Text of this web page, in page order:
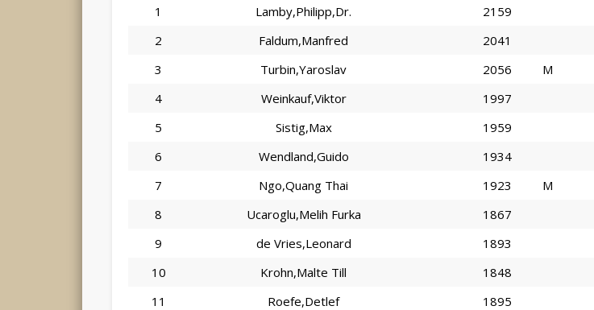
1
Lamby,Philipp,Dr. 2159
2
Faldum,Manfred 2041
3
Turbin,Yaroslav 2056 M
4
Weinkauf,Viktor 1997
5
Sistig,Max 1959
6
Wendland,Guido 1934
7
Ngo,Quang Thai 1923 M
8
Ucaroglu,Melih Furka 1867
9
de Vries,Leonard 1893
10
Krohn,Malte Till 1848
11
Roefe,Detlef 1895